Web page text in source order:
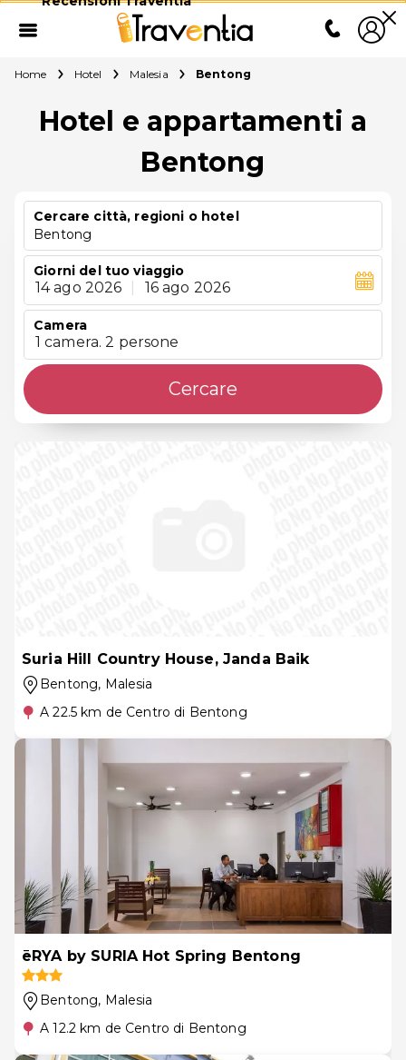
Home Hotel Malesia Bentong
Hotel e appartamenti a
Bentong
Cercare città, regioni o hotel
Bentong
Giorni del tuo viaggio
14 ago 2026 16 ago 2026
Camera
1 camera. 2 persone
Cercare
Suria Hill Country House, Janda Baik
Bentong, Malesia
A 22.5 km de Centro di Bentong
ēRYA by SURIA Hot Spring Bentong
Bentong, Malesia
A 12.2 km de Centro di Bentong